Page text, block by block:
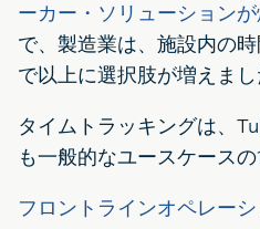
ーカー・ソリューション
で、製造業は、施設内の
で以上に選択肢が増えまし
タイムトラッキングは、
も一般的なユースケースの
フロントラインオペレー